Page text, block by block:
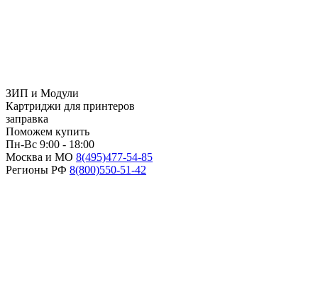
ЗИП и Модули
Картриджи для принтеров
заправка
Поможем купить
Пн-Вс 9:00 - 18:00
Москва и МО 8(495)477-54-85
Регионы РФ 8(800)550-51-42